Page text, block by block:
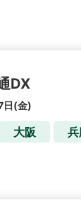
DX
日(金)
大阪